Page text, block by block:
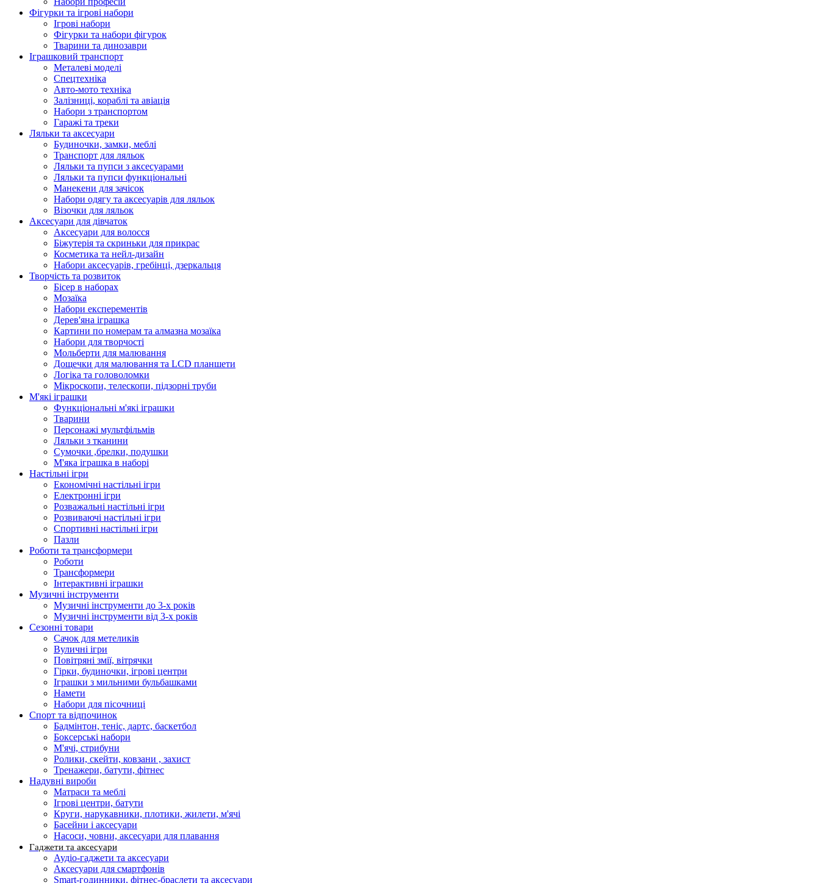
Фігурки та ігрові набори
Ігрові набори
Фігурки та набори фігурок
Тварини та динозаври
Іграшковий транспорт
Металеві моделі
Спецтехніка
Авто-мото техніка
Залізниці, кораблі та авіація
Набори з транспортом
Гаражі та треки
Ляльки та аксесуари
Будиночки, замки, меблі
Транспорт для ляльок
Ляльки та пупси з аксесуарами
Ляльки та пупси функціональні
Манекени для зачісок
Набори одягу та аксесуарів для ляльок
Візочки для ляльок
Аксесуари для дівчаток
Аксесуари для волосся
Біжутерія та скриньки для прикрас
Косметика та нейл-дизайн
Набори аксесуарів, гребінці, дзеркальця
Творчість та розвиток
Бісер в наборах
Мозаїка
Набори експерементів
Дерев'яна іграшка
Картини по номерам та алмазна мозаїка
Набори для творчості
Мольберти для малювання
Дощечки для малювання та LCD планшети
Логіка та головоломки
Мікроскопи, телескопи, підзорні труби
М'які іграшки
Функціональні м'які іграшки
Тварини
Персонажі мультфільмів
Ляльки з тканини
Сумочки ,брелки, подушки
М'яка іграшка в наборі
Настільні ігри
Економічні настільні ігри
Електронні ігри
Розважальні настільні ігри
Розвиваючі настільні ігри
Спортивні настільні ігри
Пазли
Роботи та трансформери
Роботи
Трансформери
Інтерактивні іграшки
Музичні інструменти
Музичні інструменти до 3-х років
Музичні інструменти від 3-х років
Сезонні товари
Сачок для метеликів
Вуличні ігри
Повітряні змії, вітрячки
Гірки, будиночки, ігрові центри
Іграшки з мильними бульбашками
Намети
Набори для пісочниці
Спорт та відпочинок
Бадмінтон, теніс, дартс, баскетбол
Боксерські набори
М'ячі, стрибуни
Ролики, скейти, ковзани , захист
Тренажери, батути, фітнес
Надувні вироби
Матраси та меблі
Ігрові центри, батути
Круги, нарукавники, плотики, жилети, м'ячі
Басейни і аксесуари
Насоси, човни, аксесуари для плавання
Гаджети та аксесуари
Аудіо-гаджети та аксесуари
Аксесуари для смартфонів
Smart-годинники, фітнес-браслети та аксесуари